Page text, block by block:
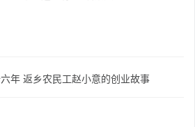
年 返乡农民工赵小意的创业故事